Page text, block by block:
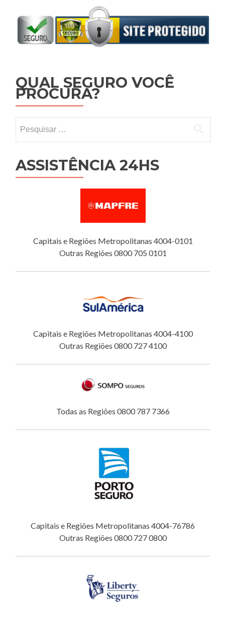
QUAL SEGURO VOCÊ
PROCURA?
ASSISTÊNCIA 24HS
Capitais e Regiões Metropolitanas 4004-0101
Outras Regiões 0800 705 0101
Capitais e Regiões Metropolitanas 4004-4100
Outras Regiões 0800 727 4100
Todas as Regiões 0800 787 7366
Capitais e Regiões Metropolitanas 4004-76786
Outras Regiões 0800 727 0800